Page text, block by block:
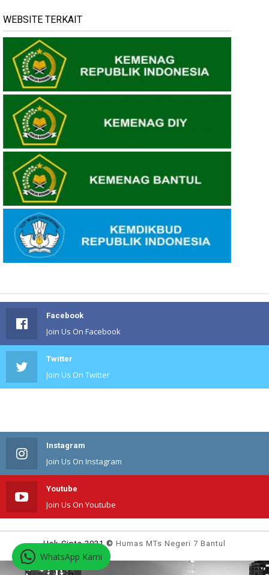
WEBSITE TERKAIT
Facebook
Join Us On Facebook
Twitter
Join Us On Twitter
Instagram
Join Us On Instagram
Youtube
Join Us On Youtube
Hak Cipta 2021 © Humas MTs Negeri 7 Bantul
WhatsApp Kami